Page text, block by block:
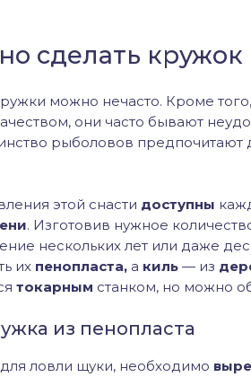
сделать
можно нечасто. Кроме
они часто бывают
рыболовов предпочитают
этой снасти доступны
. Изготовив нужное
нескольких лет или даже
их пенопласта, а киль — из
токарным станком, но можно
из пенопласта
ловли щуки, необходимо